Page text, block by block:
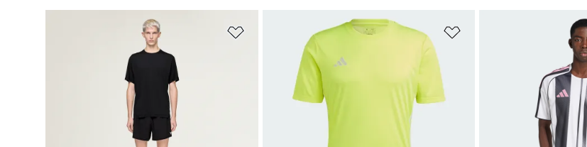
Přidat do seznamu přání Přidat do seznamu přání